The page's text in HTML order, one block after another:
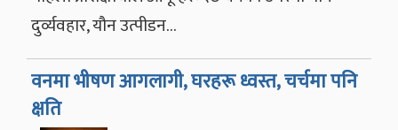
दुर्व्यवहार, यौन उत्पीडन…
वनमा भीषण आगलागी, घरहरू ध्वस्त, चर्चमा पनि
क्षति